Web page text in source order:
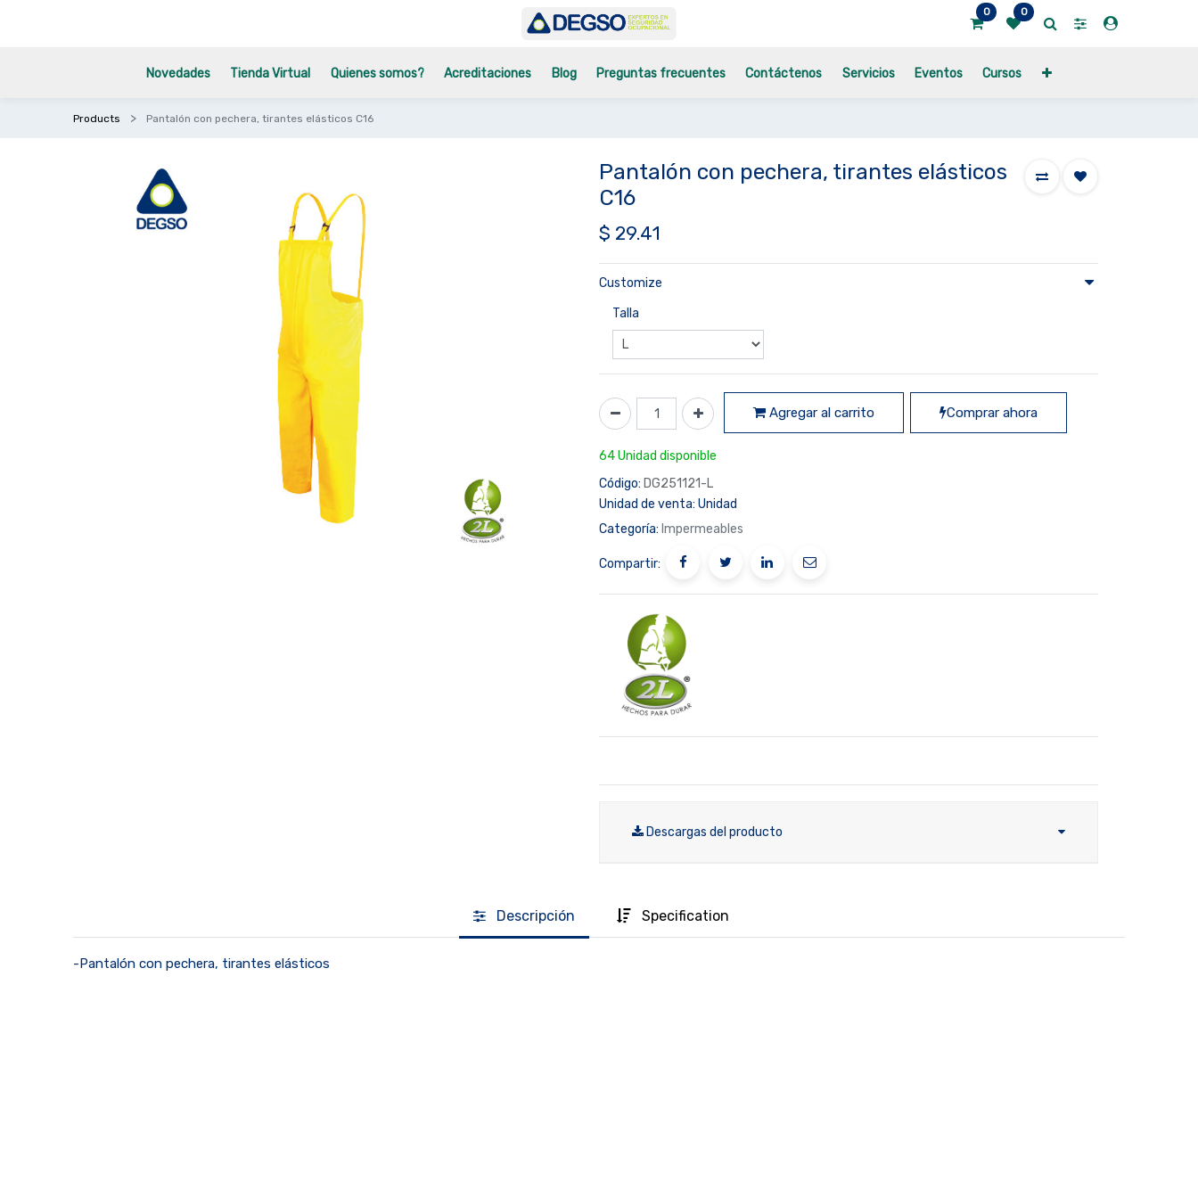
0 0
Novedades Tienda Virtual Quienes somos? Acreditaciones Blog Preguntas frecuentes Contáctenos Servicios Eventos Cursos
Products Pantalón con pechera, tirantes elásticos C16
Pantalón con pechera, tirantes elásticos
C16
$ 29.41
Customize
Talla
Agregar al carrito Comprar ahora
64 Unidad disponible
Código: DG251121-L
Unidad de venta: Unidad
Categoría: Impermeables
Compartir:
Descargas del producto
Descripción Specification
-Pantalón con pechera, tirantes elásticos